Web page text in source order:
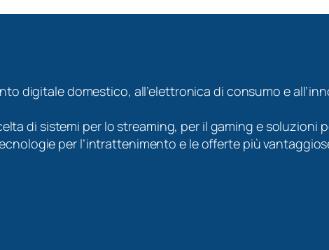
digitale domestico, all’elettronica di consumo e
di sistemi per lo streaming, per il gaming e soluzioni
per l’intrattenimento e le offerte più